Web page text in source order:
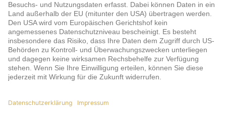
Zahlungsarten & Sicherheit